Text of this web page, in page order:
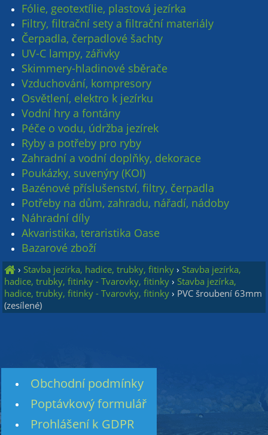
Fólie, geotextílie, plastová jezírka
Filtry, filtrační sety a filtrační materiály
Čerpadla, čerpadlové šachty
UV-C lampy, zářivky
Skimmery-hladinové sběrače
Vzduchování, kompresory
Osvětlení, elektro k jezírku
Vodní hry a fontány
Péče o vodu, údržba jezírek
Ryby a potřeby pro ryby
Zahradní a vodní doplňky, dekorace
Poukázky, suvenýry (KOI)
Bazénové příslušenství, filtry, čerpadla
Potřeby na dům, zahradu, nářadí, nádoby
Náhradní díly
Akvaristika, teraristika Oase
Bazarové zboží
› Stavba jezírka, hadice, trubky, fitinky › Stavba jezírka,
hadice, trubky, fitinky - Tvarovky, fitinky › Stavba jezírka,
hadice, trubky, fitinky - Tvarovky, fitinky › PVC šroubení 63mm
(zesílené)
Obchodní podmínky
Poptávkový formulář
Prohlášení k GDPR